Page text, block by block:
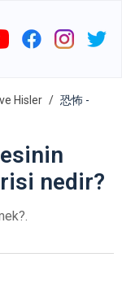
Hisler
恐怖 -
nedir?